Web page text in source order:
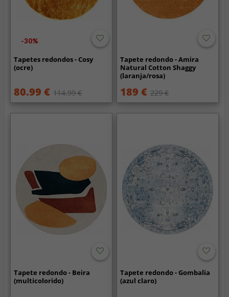
-30%
Tapetes redondos - Cosy
(ocre)
80.99 € 114.99 €
Tapete redondo - Amira
Natural Cotton Shaggy
(laranja/rosa)
189 € 229 €
Tapete redondo - Beira
(multicolorido)
Tapete redondo - Gombalia
(azul claro)